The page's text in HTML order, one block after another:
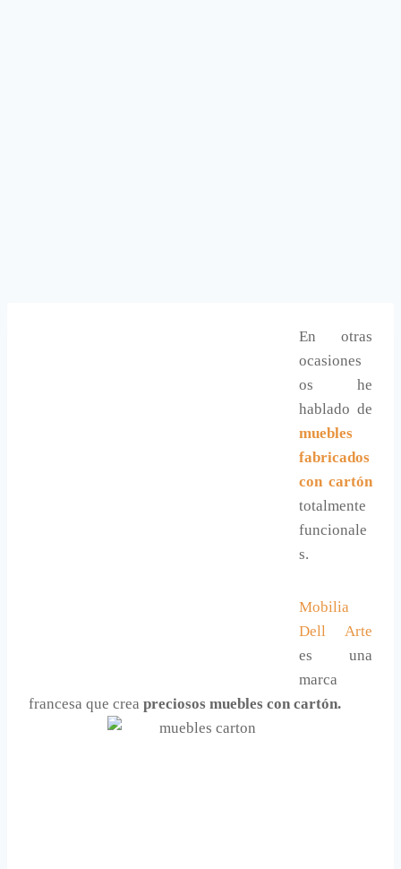
En otras
ocasiones
os he
hablado de
muebles
fabricados
con cartón
totalmente
funcionale
s.
Mobilia
Dell Arte
es una
marca
francesa que crea preciosos muebles con cartón.